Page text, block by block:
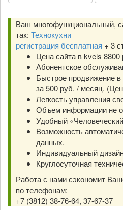
Ваш многофункциональный,
так: Технокухни
регистрация бесплатная + 3
Цена сайта в kvels
Абонентское
Быстрое продвижение
за 500 руб. / месяц.
Легкость управления
Объем информации не
Удобный
Возможность
данных.
Индивидуальный
Круглосуточная
Работа с нами сэкономит
по телефонам:
+7 (3812) 38-76-64, 37-67-37